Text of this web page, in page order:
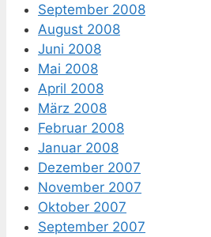
September 2008
August 2008
Juni 2008
Mai 2008
April 2008
März 2008
Februar 2008
Januar 2008
Dezember 2007
November 2007
Oktober 2007
September 2007